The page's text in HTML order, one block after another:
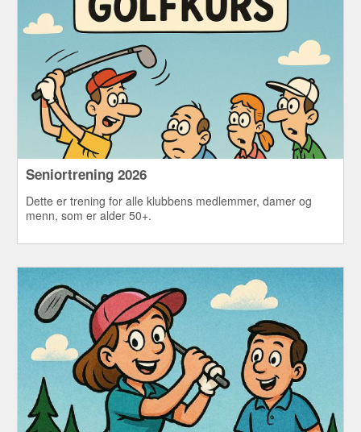
Seniortrening 2026
Dette er trening for alle klubbens medlemmer, damer og
menn, som er alder 50+.